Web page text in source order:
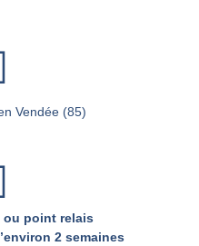
Vendée (85)
ou point relais
2 semaines